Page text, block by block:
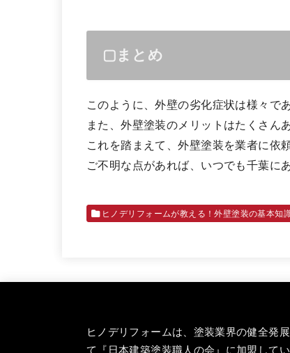
▢まとめ
このように、外壁の劣化症状は様々で
また、外壁塗装のメリットはたくさん
これを踏まえて、外壁塗装を業者に依
ご不明な点があれば、いつでも千葉に
ヒノデリフォームが教える！外壁塗装の基本知
ヒノデリフォームは、塗装業界の健全発
て『 日本建築塗装職人の会 』に加盟してい